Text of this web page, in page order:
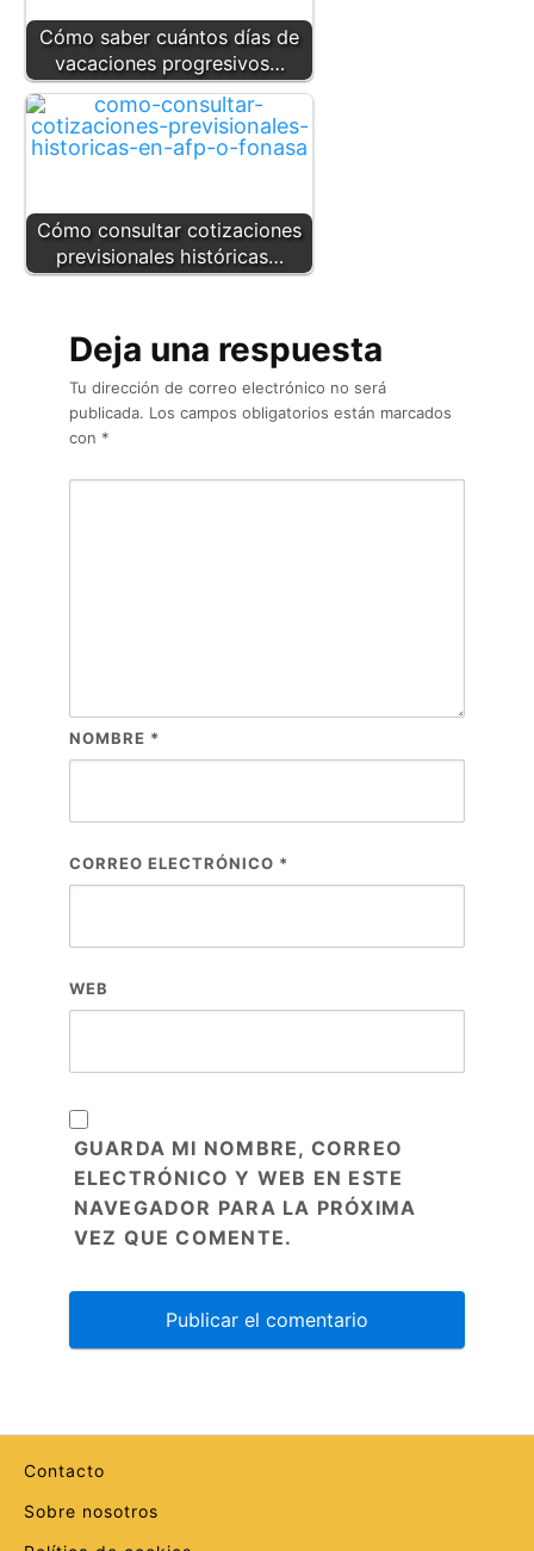
Cómo saber cuántos días de
vacaciones progresivos…
Cómo consultar cotizaciones
previsionales históricas…
Deja una respuesta
Tu dirección de correo electrónico no será
publicada. Los campos obligatorios están marcados
con *
NOMBRE *
CORREO ELECTRÓNICO *
WEB
GUARDA MI NOMBRE, CORREO
ELECTRÓNICO Y WEB EN ESTE
NAVEGADOR PARA LA PRÓXIMA
VEZ QUE COMENTE.
Contacto
Sobre nosotros